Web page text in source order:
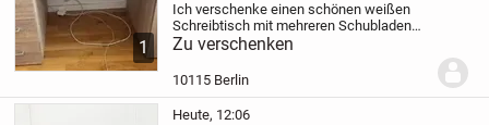
1
Ich verschenke einen schönen weißen
Schreibtisch mit mehreren Schubladen
und viel praktischem Stauraum. Er eignet
Jugendzimmer oder als normaler
Zu verschenken
10115 Berlin
Heute, 12:06